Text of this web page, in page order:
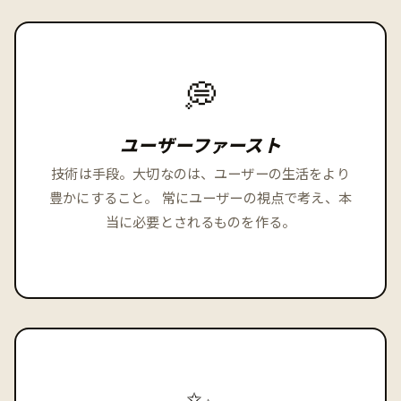
💭
ユーザーファースト
技術は手段。大切なのは、ユーザーの生活をより
豊かにすること。 常にユーザーの視点で考え、本
当に必要とされるものを作る。